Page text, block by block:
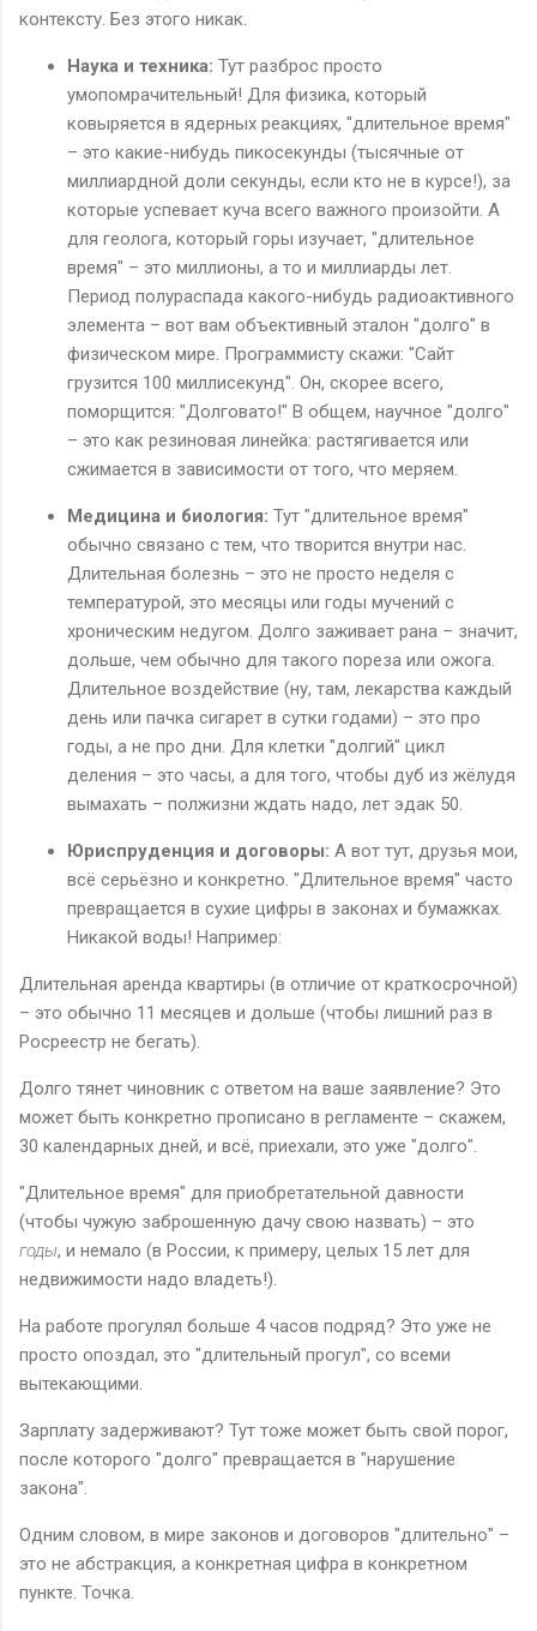
контексту. Без этого никак.
Наука и техника: Тут разброс просто
умопомрачительный! Для физика, который
ковыряется в ядерных реакциях, "длительное время"
– это какие-нибудь пикосекунды (тысячные от
миллиардной доли секунды, если кто не в курсе!), за
которые успевает куча всего важного произойти. А
для геолога, который горы изучает, "длительное
время" – это миллионы, а то и миллиарды лет.
Период полураспада какого-нибудь радиоактивного
элемента – вот вам объективный эталон "долго" в
физическом мире. Программисту скажи: "Сайт
грузится 100 миллисекунд". Он, скорее всего,
поморщится: "Долговато!" В общем, научное "долго"
– это как резиновая линейка: растягивается или
сжимается в зависимости от того, что меряем.
Медицина и биология: Тут "длительное время"
обычно связано с тем, что творится внутри нас.
Длительная болезнь – это не просто неделя с
температурой, это месяцы или годы мучений с
хроническим недугом. Долго заживает рана – значит,
дольше, чем обычно для такого пореза или ожога.
Длительное воздействие (ну, там, лекарства каждый
день или пачка сигарет в сутки годами) – это про
годы, а не про дни. Для клетки "долгий" цикл
деления – это часы, а для того, чтобы дуб из жёлудя
вымахать – полжизни ждать надо, лет эдак 50.
Юриспруденция и договоры: А вот тут, друзья мои,
всё серьёзно и конкретно. "Длительное время" часто
превращается в сухие цифры в законах и бумажках.
Никакой воды! Например:
Длительная аренда квартиры (в отличие от краткосрочной)
– это обычно 11 месяцев и дольше (чтобы лишний раз в
Росреестр не бегать).
Долго тянет чиновник с ответом на ваше заявление? Это
может быть конкретно прописано в регламенте – скажем,
30 календарных дней, и всё, приехали, это уже "долго".
"Длительное время" для приобретательной давности
(чтобы чужую заброшенную дачу свою назвать) – это
годы, и немало (в России, к примеру, целых 15 лет для
недвижимости надо владеть!).
На работе прогулял больше 4 часов подряд? Это уже не
просто опоздал, это "длительный прогул", со всеми
вытекающими.
Зарплату задерживают? Тут тоже может быть свой порог,
после которого "долго" превращается в "нарушение
закона".
Одним словом, в мире законов и договоров "длительно" –
это не абстракция, а конкретная цифра в конкретном
пункте. Точка.